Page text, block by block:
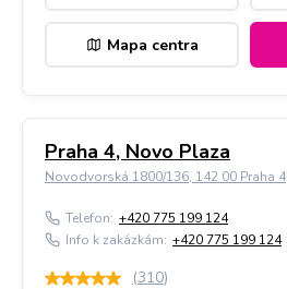
Mapa centra
Praha 4, Novo Plaza
Novodvorská 1800/136, 142 00 Praha 4
Telefon: +420 775 199 124
Info k zakázkám: +420 775 199 124
(310)